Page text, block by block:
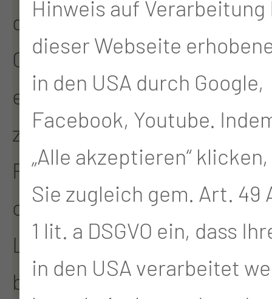
die Lungenheilstätte
Cottbus in Kolkwitz
eröffnet. Hier wurden
zunächst Patientinnen und
Patienten mit einer
offenen
Lungentuberkulose
behandelt. Im September
Hinweis auf Verarbeitung
dieser Webseite
in den USA durch Google,
Facebook, Youtube.
„Alle akzeptieren“
Sie zugleich gem. Art. 49
1 lit. a DSGVO ein, dass
in den USA verarbeitet